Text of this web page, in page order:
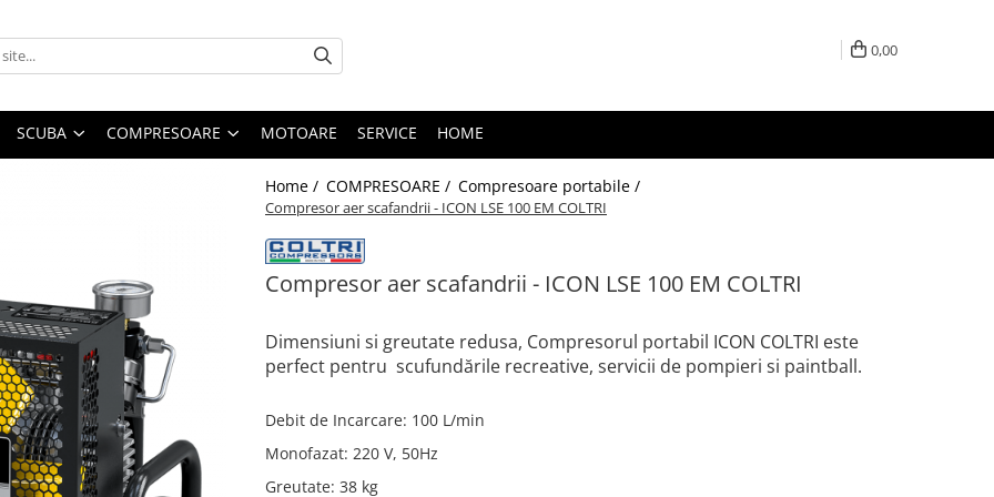
0,00
SCUBA COMPRESOARE MOTOARE SERVICE HOME
Home / COMPRESOARE / Compresoare portabile /
Compresor aer scafandrii - ICON LSE 100 EM COLTRI
Compresor aer scafandrii - ICON LSE 100 EM COLTRI
Dimensiuni si greutate redusa, Compresorul portabil ICON COLTRI este
perfect pentru scufundările recreative, servicii de pompieri si paintball.
Debit de Incarcare: 100 L/min
Monofazat: 220 V, 50Hz
Greutate: 38 kg